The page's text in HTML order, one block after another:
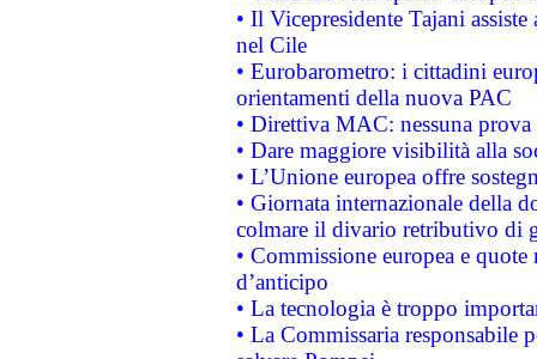
• Il Vicepresidente Tajani
nel Cile
• Eurobarometro: i cittadini
orientamenti della nuova PAC
• Direttiva MAC: nessuna
• Dare maggiore visibilità alla
• L’Unione europea offre
• Giornata internazionale della
colmare il divario retributivo di
• Commissione europea e
d’anticipo
• La tecnologia è troppo
• La Commissaria responsabile